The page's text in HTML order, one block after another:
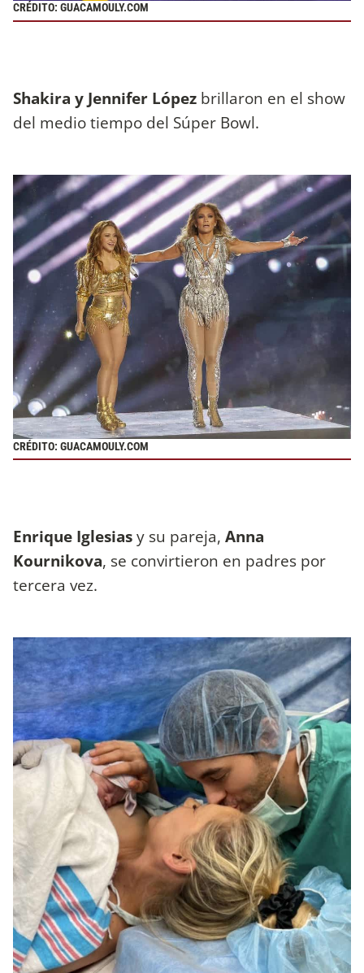
CRÉDITO: GUACAMOULY.COM
Shakira y Jennifer López brillaron en el show
del medio tiempo del Súper Bowl.
CRÉDITO: GUACAMOULY.COM
Enrique Iglesiasy su pareja, Anna
Kournikova, se convirtieron en padres por
tercera vez.